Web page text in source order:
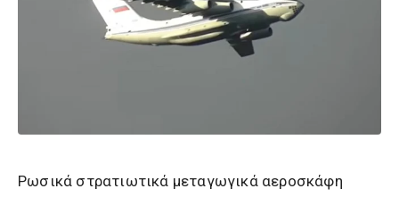
Ρωσικά στρατιωτικά μεταγωγικά αεροσκάφη